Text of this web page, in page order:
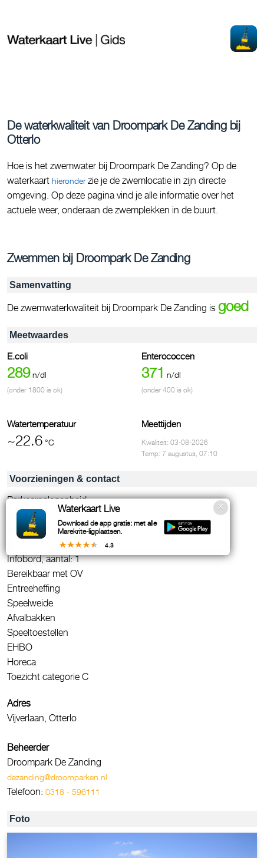
De waterkwaliteit van Droompark De Zanding bij
Otterlo
Hoe is het zwemwater bij Droompark De Zanding? Op de
waterkaart hieronderzie je de zwemlocatie in zijn directe
omgeving. Op deze pagina vind je alle informatie over het
actuele weer, onderaan de zwemplekken in de buurt.
Zwemmen bij Droompark De Zanding
Samenvatting
De zwemwaterkwaliteit bij Droompark De Zanding is goed
Meetwaardes
E.coli
289 n/dl
(onder 1800 is ok)
Enterococcen
371 n/dl
(onder 400 is ok)
Watertemperatuur
~22.6 °C
Meettijden
Kwaliteit: 03-08-2026
Temp: 7 augustus, 07:10
Voorzieningen & contact
Parkeergelegenheid
Grootte, 3 hectare
WC / Toiletten
Infobord, aantal: 1
Bereikbaar met OV
Entreeheffing
Speelweide
Afvalbakken
Speeltoestellen
EHBO
Horeca
Toezicht categorie C
Adres
Vijverlaan, Otterlo
Beheerder
Droompark De Zanding
dezanding@droomparken.nl
Telefoon: 0318 - 596111
Foto
Waterkaart Live
Download de app gratis: met alle
Marekrite-ligplaatsen.
4.3